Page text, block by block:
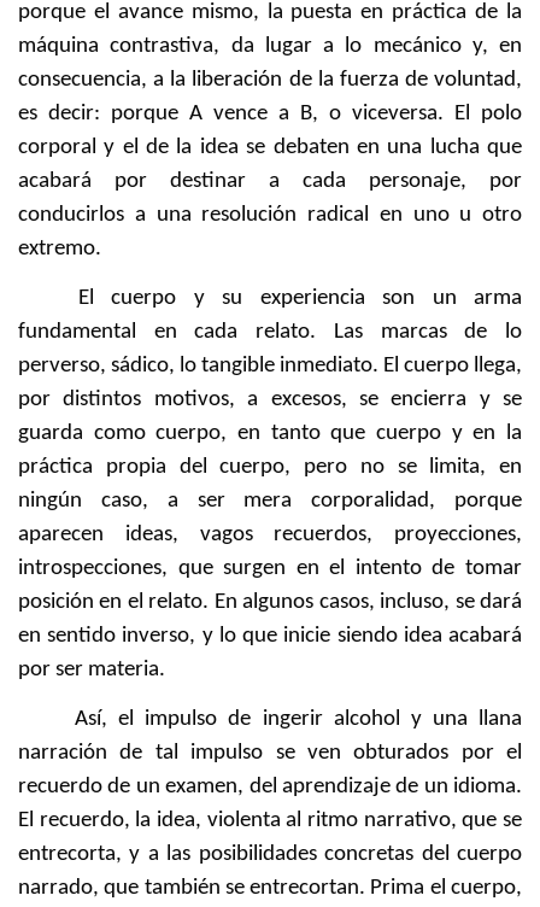
porque el avance mismo, la puesta en práctica de la
máquina contrastiva, da lugar a lo mecánico y, en
consecuencia, a la liberación de la fuerza de voluntad,
es decir: porque A vence a B, o viceversa. El polo
corporal y el de la idea se debaten en una lucha que
acabará por destinar a cada personaje, por
conducirlos a una resolución radical en uno u otro
extremo.
El cuerpo y su experiencia son un arma
fundamental en cada relato. Las marcas de lo
perverso, sádico, lo tangible inmediato. El cuerpo llega,
por distintos motivos, a excesos, se encierra y se
guarda como cuerpo, en tanto que cuerpo y en la
práctica propia del cuerpo, pero no se limita, en
ningún caso, a ser mera corporalidad, porque
aparecen ideas, vagos recuerdos, proyecciones,
introspecciones, que surgen en el intento de tomar
posición en el relato. En algunos casos, incluso, se dará
en sentido inverso, y lo que inicie siendo idea acabará
por ser materia.
Así, el impulso de ingerir alcohol y una llana
narración de tal impulso se ven obturados por el
recuerdo de un examen, del aprendizaje de un idioma.
El recuerdo, la idea, violenta al ritmo narrativo, que se
entrecorta, y a las posibilidades concretas del cuerpo
narrado, que también se entrecortan. Prima el cuerpo,